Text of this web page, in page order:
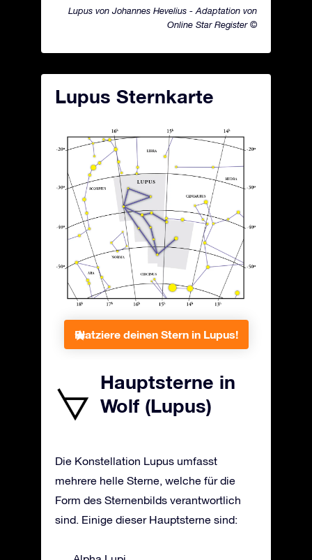
Lupus von Johannes Hevelius - Adaptation von
Online Star Register ©
Lupus Sternkarte
Platziere deinen Stern in Lupus!
Hauptsterne in
Wolf (Lupus)
Die Konstellation Lupus umfasst
mehrere helle Sterne, welche für die
Form des Sternenbilds verantwortlich
sind. Einige dieser Hauptsterne sind: